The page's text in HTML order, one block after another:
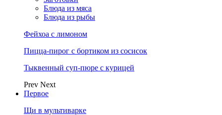
Блюда из мяса
Блюда из рыбы
Фейхоа с лимоном
Пицца-пирог с бортиком из сосисок
Тыквенный суп-пюре с курицей
Prev Next
Первое
Щи в мультиварке